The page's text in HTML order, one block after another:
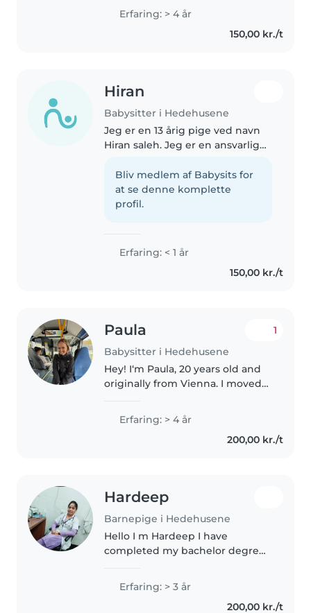
erfaring med børn gennem
både arbejde og praktik og
brænder for at skabe trygge,
Erfaring: > 4 år
150,00 kr./t
Hiran
Babysitter i Hedehusene
Jeg er en 13 årig pige ved navn
Hiran saleh. Jeg er en ansvarlig
kommet til at passe på dine
børn. Jeg har erfaring med
babyer, småbørn og
Bliv medlem af Babysits for
at se denne komplette
profil.
Erfaring: < 1 år
150,00 kr./t
Paula
Babysitter i Hedehusene
1
Hey! I‘m Paula, 20 years old and
originally from Vienna. I moved
Bachelor Degree at RUC. Back
home, I have four smaller
siblings, from the age of 3-8, so..
Erfaring: > 4 år
200,00 kr./t
Hardeep
Barnepige i Hedehusene
Hello I m Hardeep I have
completed my bachelor degree
India .I have three year clinical
experience.I have studied child
health care in BSc third year it's..
Erfaring: > 3 år
200,00 kr./t